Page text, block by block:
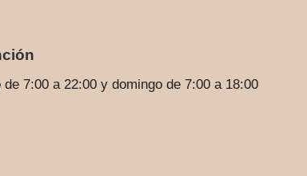
7:00 a 22:00 y domingo de 7:00 a 18:00